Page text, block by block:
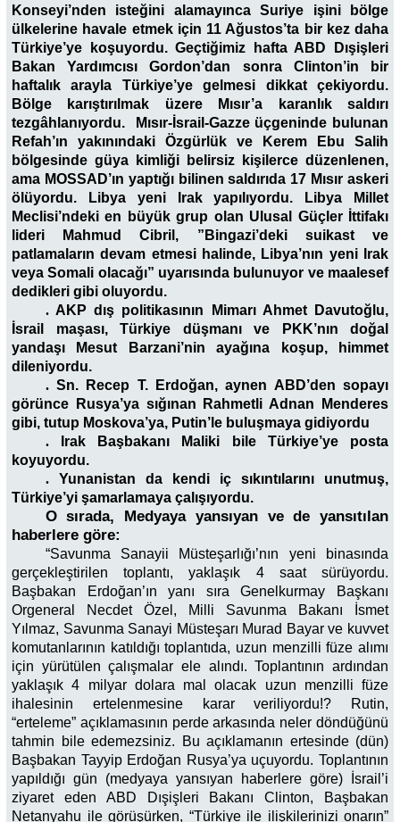
Konseyi’nden isteğini alamayınca Suriye işini bölge
ülkelerine havale etmek için 11 Ağustos’ta bir kez daha
Türkiye’ye koşuyordu. Geçtiğimiz hafta ABD Dışişleri
Bakan Yardımcısı Gordon’dan sonra Clinton’in bir
haftalık arayla Türkiye’ye gelmesi dikkat çekiyordu.
Bölge karıştırılmak üzere Mısır’a karanlık saldırı
tezgâhlanıyordu. Mısır-İsrail-Gazze üçgeninde bulunan
Refah’ın yakınındaki Özgürlük ve Kerem Ebu Salih
bölgesinde güya kimliği belirsiz kişilerce düzenlenen,
ama MOSSAD’ın yaptığı bilinen saldırıda 17 Mısır askeri
ölüyordu. Libya yeni Irak yapılıyordu. Libya Millet
Meclisi’ndeki en büyük grup olan Ulusal Güçler İttifakı
lideri Mahmud Cibril, ”Bingazi’deki suikast ve
patlamaların devam etmesi halinde, Libya’nın yeni Irak
veya Somali olacağı” uyarısında bulunuyor ve maalesef
dedikleri gibi oluyordu.
.AKP dış politikasının Mimarı Ahmet Davutoğlu,
İsrail maşası, Türkiye düşmanı ve PKK’nın doğal
yandaşı Mesut Barzani’nin ayağına koşup, himmet
dileniyordu.
.Sn. Recep T. Erdoğan, aynen ABD’den sopayı
görünce Rusya’ya sığınan Rahmetli Adnan Menderes
gibi, tutup Moskova’ya, Putin’le buluşmaya gidiyordu
.
Irak Başbakanı Maliki bile Türkiye’ye posta
koyuyordu.
. Yunanistan da kendi iç sıkıntılarını unutmuş,
Türkiye’yi şamarlamaya çalışıyordu.
O sırada, Medyaya yansıyan ve de yansıtılan
haberlere göre:
“Savunma Sanayii Müsteşarlığı’nın yeni binasında
gerçekleştirilen toplantı, yaklaşık 4 saat sürüyordu.
Başbakan Erdoğan’ın yanı sıra Genelkurmay Başkanı
Orgeneral Necdet Özel, Milli Savunma Bakanı İsmet
Yılmaz, Savunma Sanayi Müsteşarı Murad Bayar ve kuvvet
komutanlarının katıldığı toplantıda, uzun menzilli füze alımı
için yürütülen çalışmalar ele alındı. Toplantının ardından
yaklaşık 4 milyar dolara mal olacak uzun menzilli füze
ihalesinin ertelenmesine karar veriliyordu!? Rutin,
“erteleme” açıklamasının perde arkasında neler döndüğünü
tahmin bile edemezsiniz. Bu açıklamanın ertesinde (dün)
Başbakan Tayyip Erdoğan Rusya’ya uçuyordu. Toplantının
yapıldığı gün (medyaya yansıyan haberlere göre) İsrail’i
ziyaret eden ABD Dışişleri Bakanı Clinton, Başbakan
Netanyahu ile görüşürken, “Türkiye ile ilişkilerinizi onarın”